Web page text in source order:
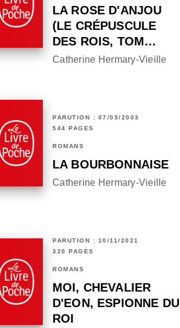
LA ROSE D'ANJOU
(LE CRÉPUSCULE
DES ROIS, TOM…
Catherine Hermary-Vieille
PARUTION : 07/05/2003
544 PAGES
ROMANS
LA BOURBONNAISE
Catherine Hermary-Vieille
PARUTION : 10/11/2021
320 PAGES
ROMANS
MOI, CHEVALIER
D'EON, ESPIONNE DU
ROI